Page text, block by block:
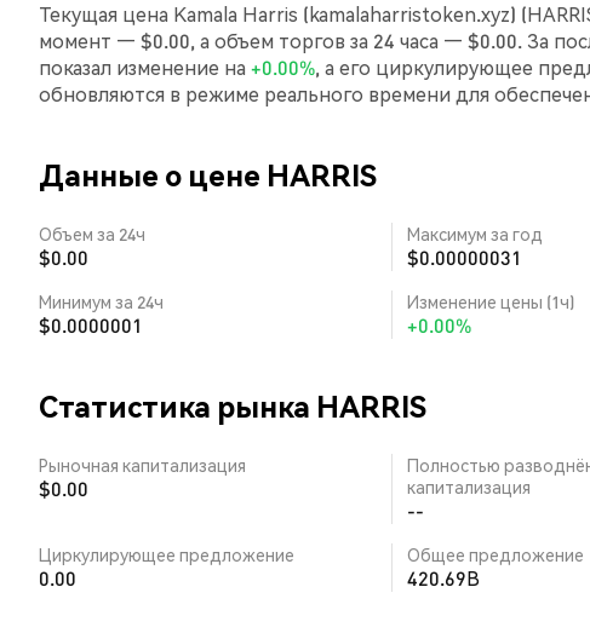
Текущая цена Kamala Harris (kamalaharristoken.xyz)
момент — $0.00, а объем торгов за 24 часа — $0.00. За
показал изменение на +0.00%, а его циркулирующее
обновляются в режиме реального времени для
Данные о цене HARRIS
Объем за 24ч
$0.00
Максимум за год
$0.00000031
Минимум за 24ч
$0.0000001
Изменение цены (1ч)
+0.00%
Статистика рынка HARRIS
Рыночная капитализация
$0.00
Полностью
капитализация
--
Циркулирующее предложение
0.00
Общее предложение
420.69B